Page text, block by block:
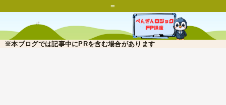
=
※本ブログでは記事中にPRを含む場合があります